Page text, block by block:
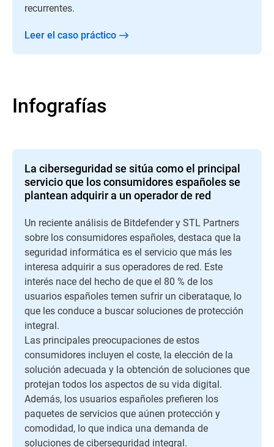
recurrentes.
Leer el caso práctico
Infografías
La ciberseguridad se sitúa como el principal
servicio que los consumidores españoles se
plantean adquirir a un operador de red
Un reciente análisis de Bitdefender y STL Partners
sobre los consumidores españoles, destaca que la
seguridad informática es el servicio que más les
interesa adquirir a sus operadores de red. Este
interés nace del hecho de que el 80 % de los
usuarios españoles temen sufrir un ciberataque, lo
que les conduce a buscar soluciones de protección
integral.
Las principales preocupaciones de estos
consumidores incluyen el coste, la elección de la
solución adecuada y la obtención de soluciones que
protejan todos los aspectos de su vida digital.
Además, los usuarios españoles prefieren los
paquetes de servicios que aúnen protección y
comodidad, lo que indica una demanda de
soluciones de ciberseguridad integral.